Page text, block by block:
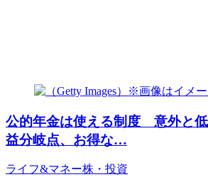
公的年金は使える制度 意外と
益分岐点、お得な…
ライフ&マネー株・投資